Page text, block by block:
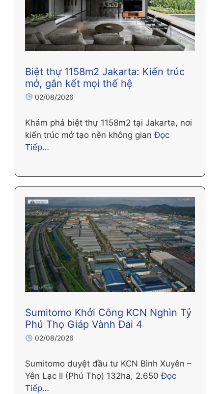
Biệt thự 1158m2 Jakarta: Kiến trúc
mở, gắn kết mọi thế hệ
02/08/2026
Khám phá biệt thự 1158m2 tại Jakarta, nơi
kiến trúc mở tạo nên không gian Đọc
Tiếp…
Sumitomo Khởi Công KCN Nghìn Tỷ
Phú Thọ Giáp Vành Đai 4
02/08/2026
Sumitomo duyệt đầu tư KCN Bình Xuyên –
Yên Lạc II (Phú Thọ) 132ha, 2.650 Đọc
Tiếp…